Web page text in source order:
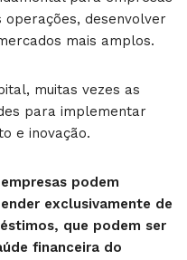
operações, desenvolver
mais amplos.
muitas vezes as
para implementar
e inovação.
podem
exclusivamente de
que podem ser
financeira do